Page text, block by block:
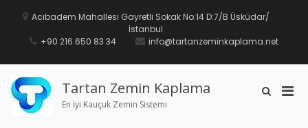
Acıbadem Mahallesi Gayretli Sokak No:14 D:7/B Üsküdar/
İstanbul
+90 216 650 83 34
info@tartanzeminkaplama.net
Tartan Zemin Kaplama
En İyi Kauçuk Zemin Sistemi
Arama